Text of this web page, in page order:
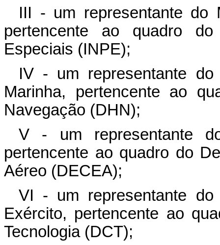
III - um representante do
pertencente ao quadro
Especiais (INPE);
IV - um representante do
Marinha, pertencente ao
Navegação (DHN);
V - um representante
pertencente ao quadro do
Aéreo (DECEA);
VI - um representante do
Exército, pertencente ao
Tecnologia (DCT);